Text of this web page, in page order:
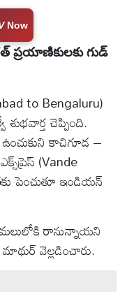
Now
గుడ్
to Bengaluru)
చెప్పింది.
కాచిగూడ –
(Vande
పెంచుతూ ఇండియన్
రానున్నాయని
వెల్లడించారు.